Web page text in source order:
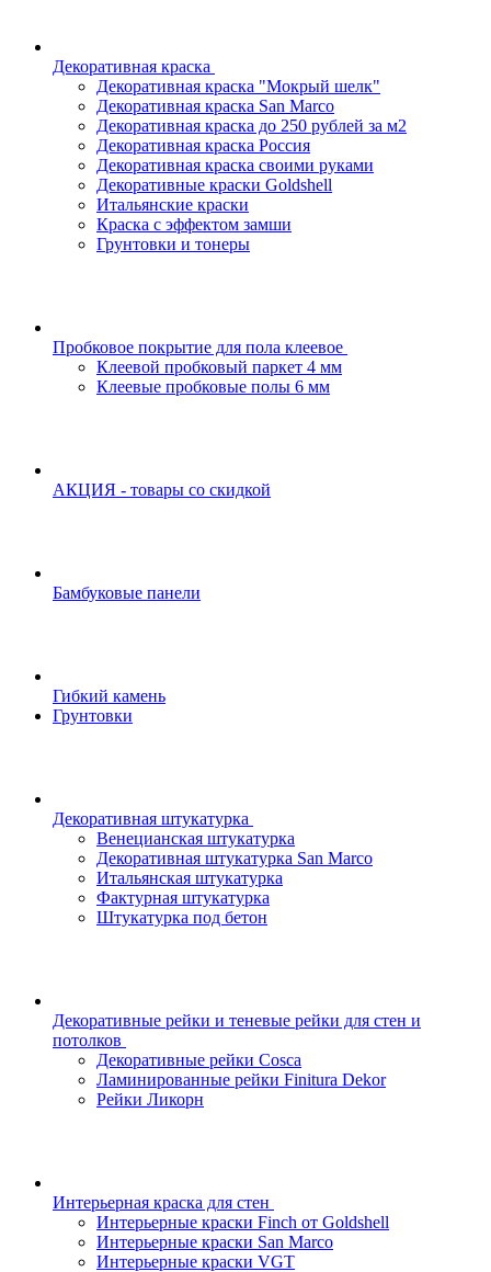
Декоративная краска
Декоративная краска "Мокрый шелк"
Декоративная краска San Marco
Декоративная краска до 250 рублей за м2
Декоративная краска Россия
Декоративная краска своими руками
Декоративные краски Goldshell
Итальянские краски
Краска с эффектом замши
Грунтовки и тонеры
Пробковое покрытие для пола клеевое
Клеевой пробковый паркет 4 мм
Клеевые пробковые полы 6 мм
АКЦИЯ - товары со скидкой
Бамбуковые панели
Гибкий камень
Грунтовки
Декоративная штукатурка
Венецианская штукатурка
Декоративная штукатурка San Marco
Итальянская штукатурка
Фактурная штукатурка
Штукатурка под бетон
Декоративные рейки и теневые рейки для стен и
потолков
Декоративные рейки Cosca
Ламинированные рейки Finitura Dekor
Рейки Ликорн
Интерьерная краска для стен
Интерьерные краски Finch от Goldshell
Интерьерные краски San Marco
Интерьерные краски VGT